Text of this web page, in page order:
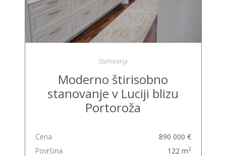
Stanovanja
Moderno štirisobno
stanovanje v Luciji blizu
Portoroža
Cena
890 000 €
Površina
122 m2